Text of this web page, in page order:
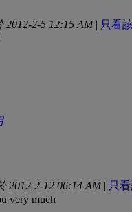
2012-2-5 12:15 AM| 只看
2012-2-12 06:14 AM| 只
very much